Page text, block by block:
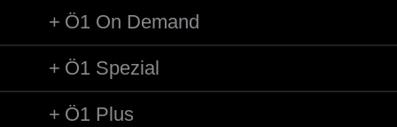
Ö1 On Demand
Ö1 Spezial
Ö1 Plus